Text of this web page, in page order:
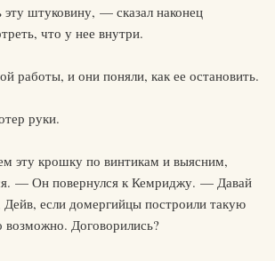
штуковину, — сказал наконец
что у нее внутри.
работы, и они поняли, как ее остановить.
руки.
эту крошку по винтикам и выясним,
— Он повернулся к Кемриджу. — Давай
если домергийцы построили такую
возможно. Договорились?